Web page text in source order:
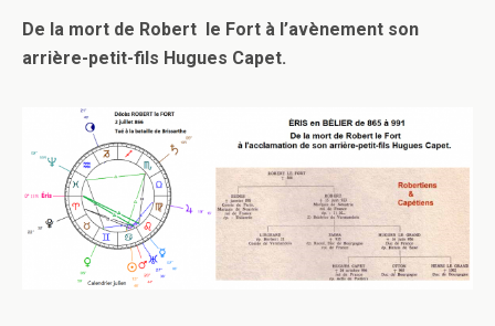
De la mort de Robert le Fort à l’avènement son
arrière-petit-fils Hugues Capet.